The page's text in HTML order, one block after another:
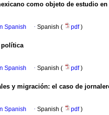
como objeto de estudio
Spanish · Spanish ( pdf)
política
Spanish · Spanish ( pdf)
y migración: el caso de
Spanish · Spanish ( pdf)